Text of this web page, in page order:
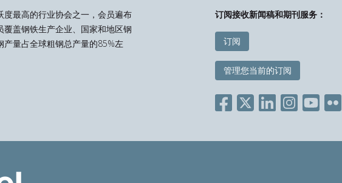
最高的行业协会之一，会员遍布
盖钢铁生产企业、国家和地区钢
量占全球粗钢总产量的85%左
订阅接收新闻稿和期刊服务：
订阅
管理您当前的订阅